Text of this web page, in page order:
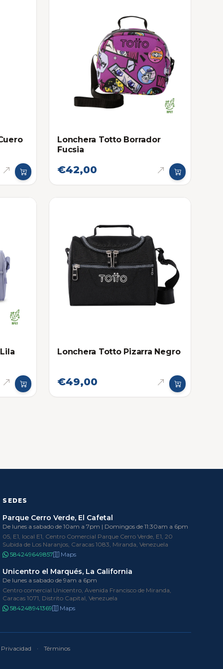
Lonchera Totto Borrador
Fucsia
€42,00
Lonchera Totto Pizarra Negro
€49,00
SEDES
Parque Cerro Verde, El Cafetal
De lunes a sabado de 10am a 7pm | Domingos de 11:30am a 6pm
05, E1, local E1, Centro Comercial Parque Cerro Verde, E1, 20
Subida de Los Naranjos, Caracas 1083, Miranda, Venezuela
584249649857
Maps
Unicentro el Marqués, La California
De lunes a sabado de 9am a 6pm
Centro comercial Unicentro, Avenida Francisco de Miranda,
Caracas 1071, Distrito Capital, Venezuela
584248941369
Maps
Privacidad · Términos